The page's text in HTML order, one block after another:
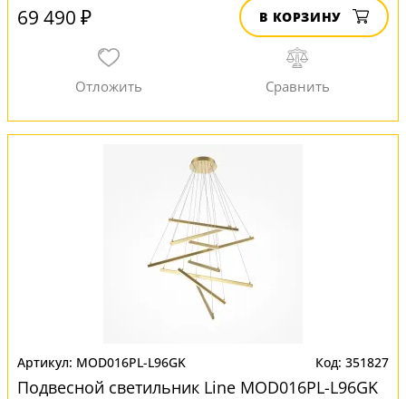
69 490 ₽ В КОРЗИНУ
MOD016PL-L96GK 351827
Подвесной светильник Line MOD016PL-L96GK